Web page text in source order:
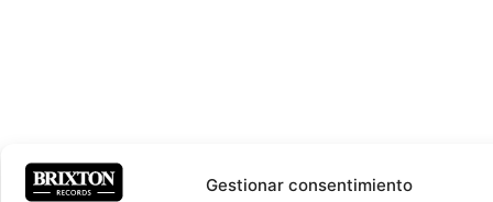
Gestionar consentimiento